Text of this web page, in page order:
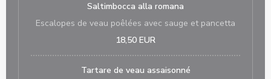
Saltimbocca alla romana
Escalopes de veau poêlées avec sauge et pancetta
18,50 EUR
Tartare de veau assaisonné